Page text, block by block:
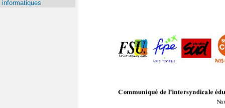
informatiques